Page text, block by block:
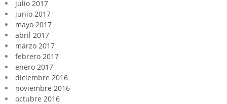
julio 2017
junio 2017
mayo 2017
abril 2017
marzo 2017
febrero 2017
enero 2017
diciembre 2016
noviembre 2016
octubre 2016